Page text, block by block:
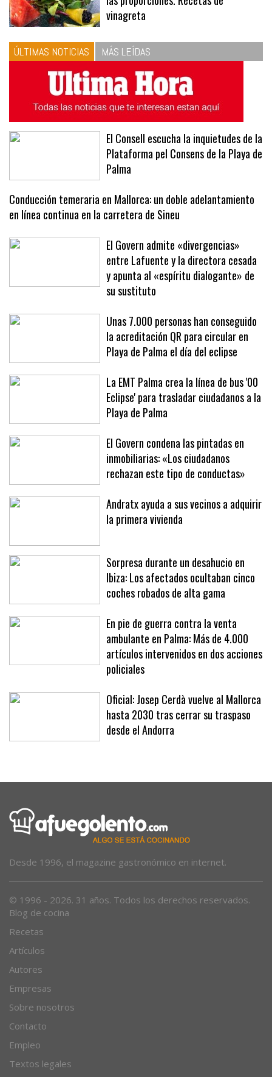
10La vinagreta perfecta: respeta
las proporciones. Recetas de
vinagreta
ÚLTIMAS NOTICIAS MÁS LEÍDAS
El Consell escucha la inquietudes de la
Plataforma pel Consens de la Playa de
Palma
Conducción temeraria en Mallorca: un doble adelantamiento
en línea continua en la carretera de Sineu
El Govern admite «divergencias»
entre Lafuente y la directora cesada
y apunta al «espíritu dialogante» de
su sustituto
Unas 7.000 personas han conseguido
la acreditación QR para circular en
Playa de Palma el día del eclipse
La EMT Palma crea la línea de bus '00
Eclipse' para trasladar ciudadanos a la
Playa de Palma
El Govern condena las pintadas en
inmobiliarias: «Los ciudadanos
rechazan este tipo de conductas»
Andratx ayuda a sus vecinos a adquirir
Sorpresa durante un desahucio en
Ibiza: Los afectados ocultaban cinco
coches robados de alta gama
En pie de guerra contra la venta
ambulante en Palma: Más de 4.000
artículos intervenidos en dos acciones
policiales
Oficial: Josep Cerdà vuelve al Mallorca
hasta 2030 tras cerrar su traspaso
Blog de cocina
Recetas
Artículos
Autores
Empresas
Sobre nosotros
Contacto
Empleo